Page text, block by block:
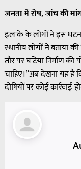
जनता में रोष, जांच की
इलाके के लोगों ने इस घटना
स्थानीय लोगों ने बताया
तौर पर घटिया निर्माण
चाहिए।”अब देखना यह है
दोषियों पर कोई कार्रवाई